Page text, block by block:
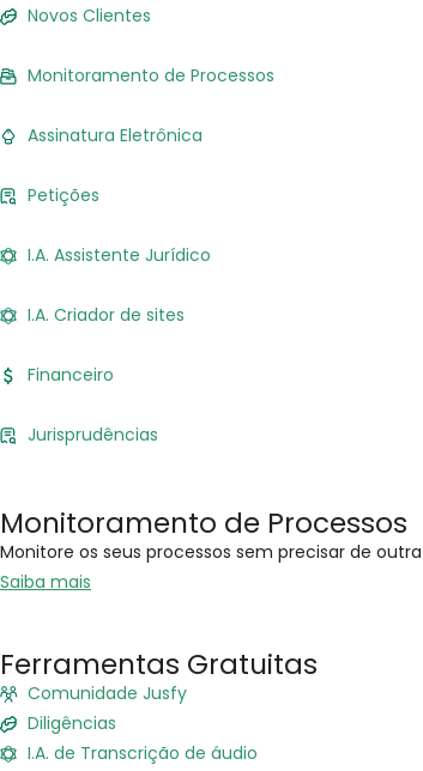
Novos Clientes
Monitoramento de Processos
Assinatura Eletrônica
Petições
I.A. Assistente Jurídico
I.A. Criador de sites
Financeiro
Jurisprudências
Monitoramento de Processos
Monitore os seus processos sem precisar de
Saiba mais
Ferramentas Gratuitas
Comunidade Jusfy
Diligências
I.A. de Transcrição de áudio